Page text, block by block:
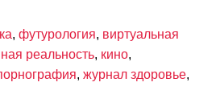
, футурология, виртуальная
реальность, кино,
, журнал здоровье,